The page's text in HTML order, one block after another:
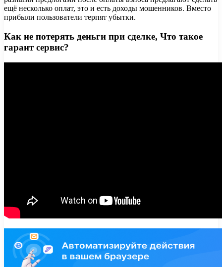
ещё несколько оплат, это и есть доходы мошенников. Вместо
прибыли пользователи терпят убытки.
Как не потерять деньги при сделке, Что такое
гарант сервис?